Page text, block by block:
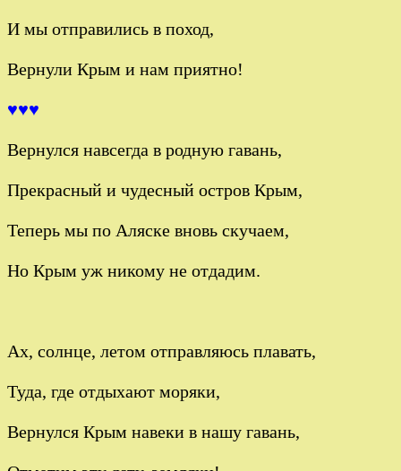
И мы отправились в поход,
Вернули Крым и нам приятно!
♥♥♥
Вернулся навсегда в родную гавань,
Прекрасный и чудесный остров Крым,
Теперь мы по Аляске вновь скучаем,
Но Крым уж никому не отдадим.
Ах, солнце, летом отправляюсь плавать,
Туда, где отдыхают моряки,
Вернулся Крым навеки в нашу гавань,